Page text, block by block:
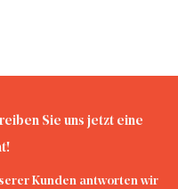
Sie uns jetzt eine
Kunden antworten wir